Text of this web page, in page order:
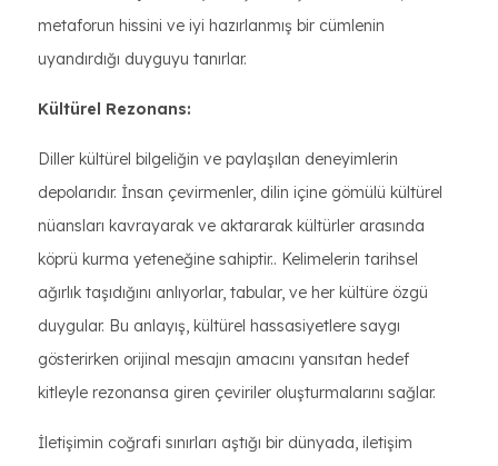
metaforun hissini ve iyi hazırlanmış bir cümlenin
uyandırdığı duyguyu tanırlar.
Kültürel Rezonans:
Diller kültürel bilgeliğin ve paylaşılan deneyimlerin
depolarıdır. İnsan çevirmenler, dilin içine gömülü kültürel
nüansları kavrayarak ve aktararak kültürler arasında
köprü kurma yeteneğine sahiptir.. Kelimelerin tarihsel
ağırlık taşıdığını anlıyorlar, tabular, ve her kültüre özgü
duygular. Bu anlayış, kültürel hassasiyetlere saygı
gösterirken orijinal mesajın amacını yansıtan hedef
kitleyle rezonansa giren çeviriler oluşturmalarını sağlar.
İletişimin coğrafi sınırları aştığı bir dünyada, iletişim